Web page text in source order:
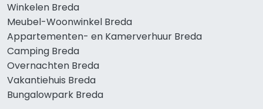
Winkelen Breda
Meubel-Woonwinkel Breda
Appartementen- en Kamerverhuur Breda
Camping Breda
Overnachten Breda
Vakantiehuis Breda
Bungalowpark Breda